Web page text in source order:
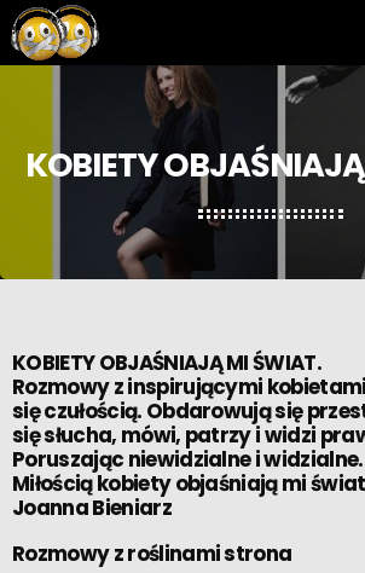
KOBIETY
KOBIETY OBJAŚNIAJĄ MI ŚWIAT.
Rozmowy z inspirującymi
się czułością. Obdarowują się
się słucha, mówi, patrzy i widzi
Poruszając niewidzialne i widzialne.
Miłością kobiety objaśniają mi
Joanna Bieniarz
Rozmowy z roślinami strona